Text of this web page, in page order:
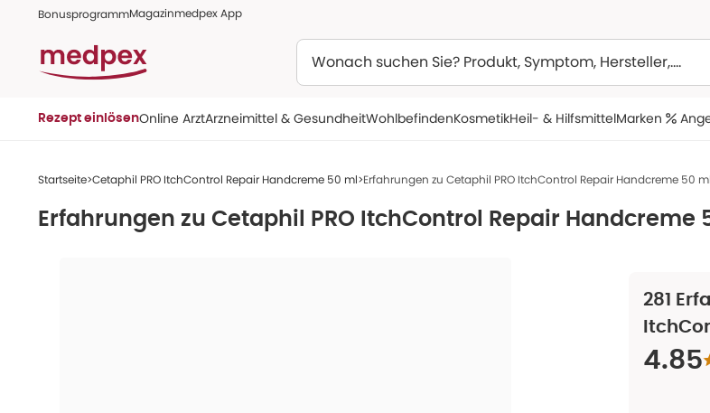
BonusprogrammMagazinmedpex App
Rezept einlösenOnline ArztArzneimittel & GesundheitWohlbefindenKosmetikHeil- & HilfsmittelMarken
Startseite Cetaphil PRO ItchControl Repair Handcreme 50 ml Erfahrungen zu Cetaphil PRO ItchControl Repair Handcreme 50 ml
Erfahrungen zu Cetaphil PRO ItchControl Repair Handcreme
281
4.85